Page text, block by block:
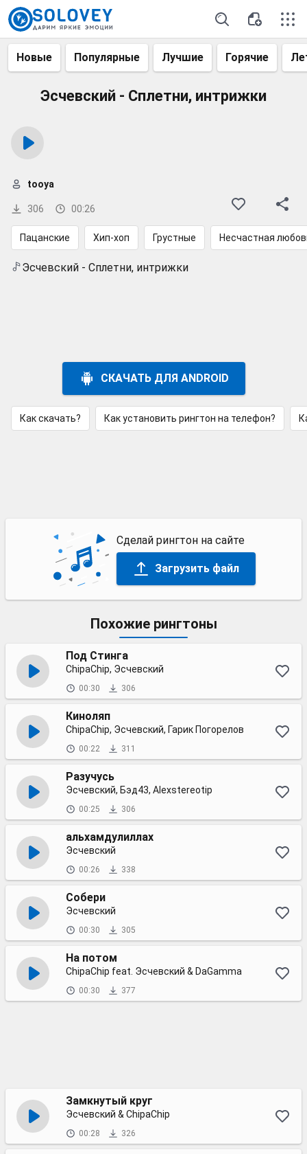
Новые Популярные Лучшие Горячие
Эсчевский - Сплетни, интрижки
306 00:26
tooya
Пацанские Хип-хоп Грустные Несчастная
Эсчевский - Сплетни, интрижки
СКАЧАТЬ ДЛЯ ANDROID
Как скачать? Как установить рингтон на телефон?
Сделай рингтон на сайте
Загрузить файл
Похожие рингтоны
Под Стинга
ChipaChip, Эсчевский
00:30 306
Киноляп
ChipaChip, Эсчевский, Гарик Погорелов
00:22 311
Разучусь
Эсчевский, Бэд43, Alexstereotip
00:25 306
альхамдулиллах
Эсчевский
00:26 338
Собери
Эсчевский
00:30 305
На потом
ChipaChip feat. Эсчевский & DaGamma
00:30 377
Замкнутый круг
Эсчевский & ChipaChip
00:28 326